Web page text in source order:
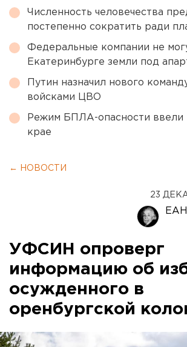
Численность человечества
постепенно сократить ради
Федеральные компании не
Екатеринбурге земли под
Путин назначил нового
войсками ЦВО
Режим БПЛА-опасности ввели
крае
← НОВОСТИ
23
УФСИН опроверг
информацию об
осужденного в
оренбургской